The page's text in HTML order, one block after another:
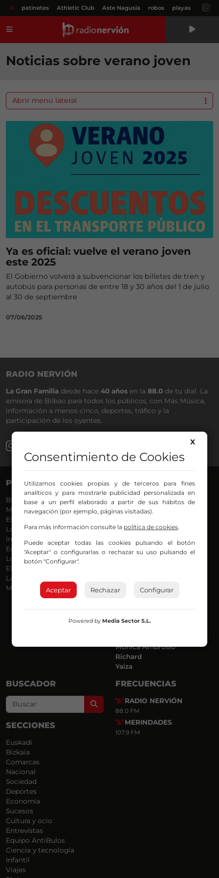
# patinetes Athletic Club Aste Nagusia robos playas
Noticias sobre verano joven
Ya es oficial: vuelve el verano joven
este 2025
El Gobierno volverá a subvencionar los billetes de tren y
autobús para personas de entre 18 y 30 años del 1 de julio
al 30 de septiembre
07/06/2025
Abrir menú lateral
RADIO NERVIÓN
La Gran Familia desde hace 40 años en la 88.0 de tu dial. La
emisora de Bilbao para todos los públicos, con Más Música,
información a menos cinco, deportes, tráfico y la
participación de los oyentes.
PROGRAMAS
Bilbosport
Más Música
El Madrugador
Lo Más Nuevo
Informativos
En Ruta
Locos por la Música
El Supermadrugador
La Mañana de Radio Nervión
Más Madrugada
VOCES
Agurtzane
Belén Ollero
Eduardo
Eva Argote
Endika
Jon
Joseba
Luis Carlos
Mónica Ambrosio
Richard
Yaiza
BUSCADOR
Search
SECCIONES
Euskadi
Bizkaia
Comarcas
Nacional
Sociedad
Deportes
Economía
Sucesos
Cultura y ocio
Entrevistas
Equipo AntiBulos
Ciencia y tecnología
Infantil
Viajes
FRECUENCIAS
RADIO NERVIÓN
88.0 FM
MERINDADES
107.9 FM
X
Consentimiento de Cookies
Utilizamos cookies propias y de terceros para fines
analíticos y para mostrarle publicidad personalizada en
base a un perfil elaborado a partir de sus hábitos de
navegación (por ejemplo, páginas visitadas).
Para más información consulte la política de cookies.
Puede aceptar todas las cookies pulsando el botón
"Aceptar" o configurarlas o rechazar su uso pulsando el
botón "Configurar".
Aceptar Rechazar Configurar
Powered by Media Sector S.L.